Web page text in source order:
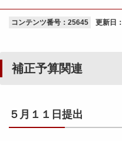
コンテンツ番号：25645 更新日：
補正予算関連
５月１１日提出